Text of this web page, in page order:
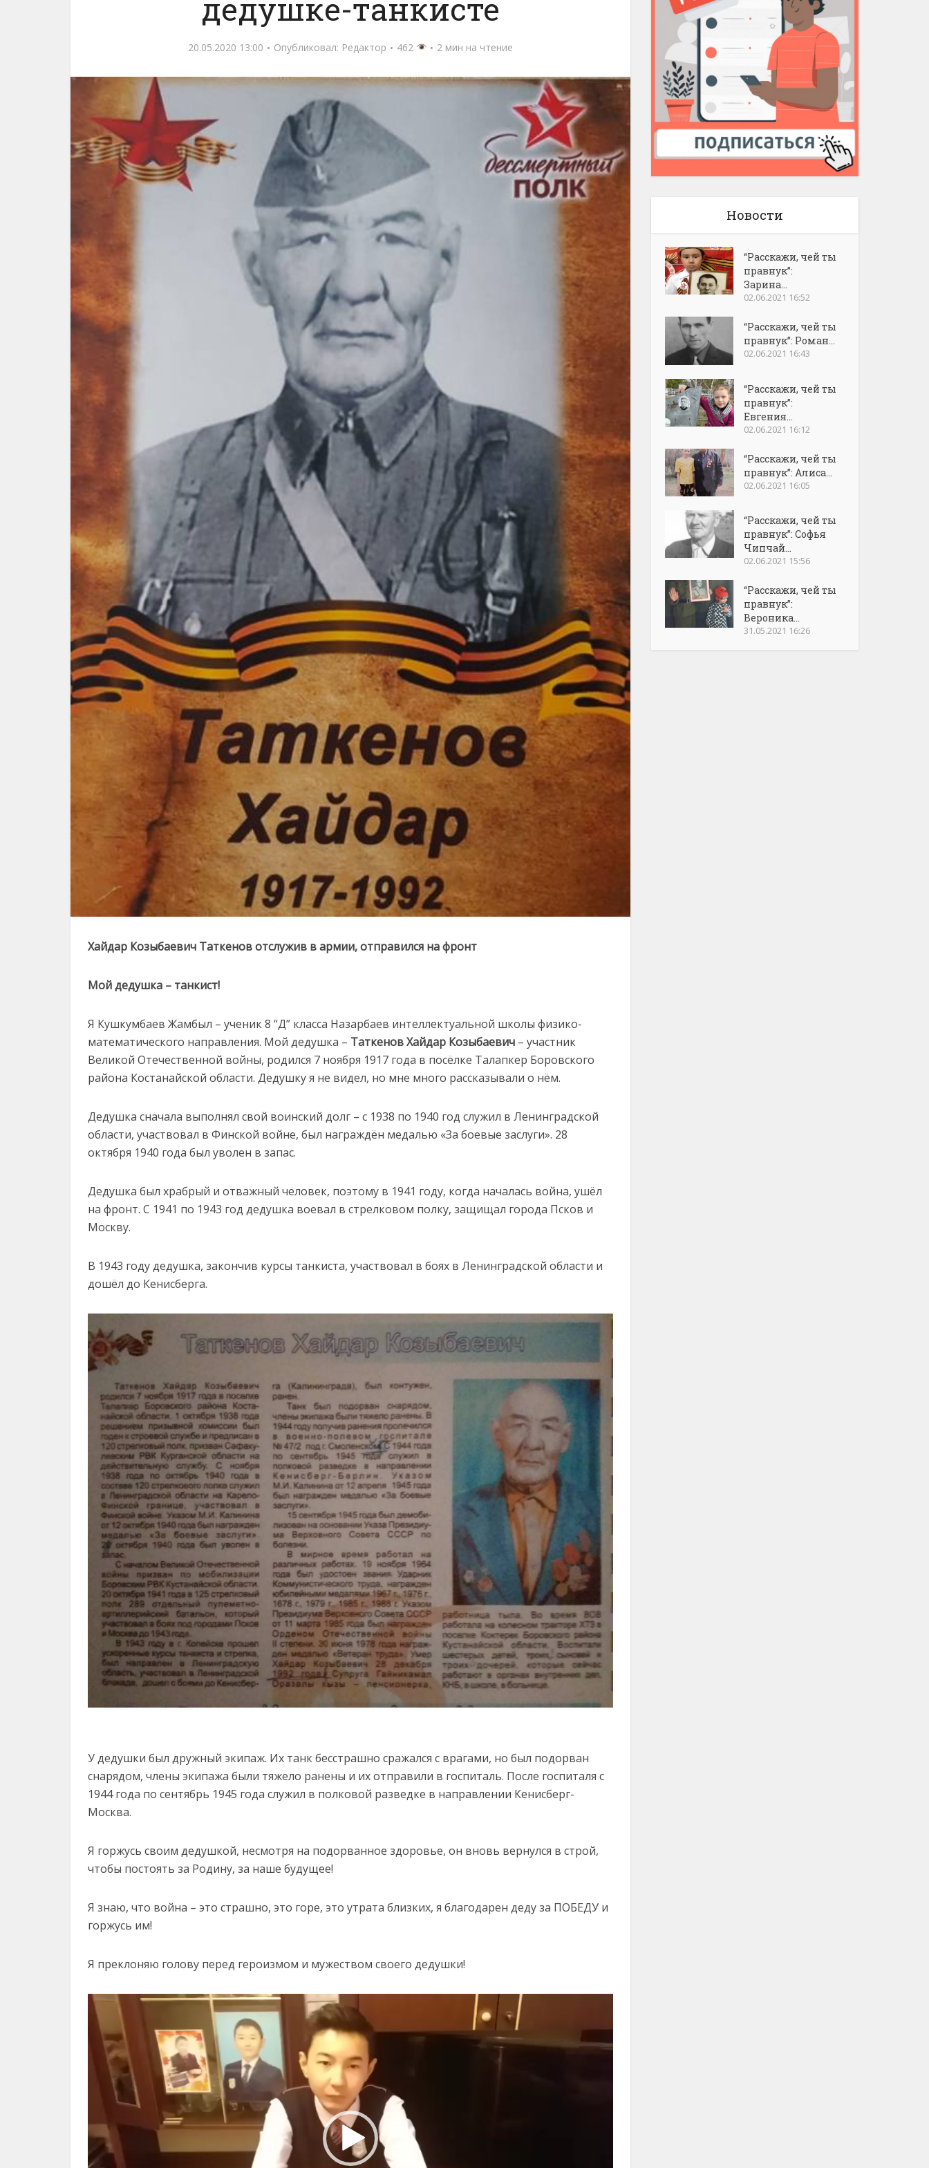
дедушке-танкисте
20.05.2020 13:00 Опубликовал: Редактор 462 2 мин на чтение
Хайдар Козыбаевич Таткенов отслужив в армии, отправился на фронт
Мой дедушка – танкист!
Я Кушкумбаев Жамбыл – ученик 8 “Д” класса Назарбаев интеллектуальной школы физико-
математического направления. Мой дедушка – Таткенов Хайдар Козыбаевич – участник
Великой Отечественной войны, родился 7 ноября 1917 года в посёлке Талапкер Боровского
района Костанайской области. Дедушку я не видел, но мне много рассказывали о нём.
Дедушка сначала выполнял свой воинский долг – с 1938 по 1940 год служил в Ленинградской
области, участвовал в Финской войне, был награждён медалью «За боевые заслуги». 28
октября 1940 года был уволен в запас.
Дедушка был храбрый и отважный человек, поэтому в 1941 году, когда началась война, ушёл
на фронт. С 1941 по 1943 год дедушка воевал в стрелковом полку, защищал города Псков и
Москву.
В 1943 году дедушка, закончив курсы танкиста, участвовал в боях в Ленинградской области и
дошёл до Кенисберга.
У дедушки был дружный экипаж. Их танк бесстрашно сражался с врагами, но был подорван
снарядом, члены экипажа были тяжело ранены и их отправили в госпиталь. После госпиталя с
1944 года по сентябрь 1945 года служил в полковой разведке в направлении Кенисберг-
Москва.
Я горжусь своим дедушкой, несмотря на подорванное здоровье, он вновь вернулся в строй,
чтобы постоять за Родину, за наше будущее!
Я знаю, что война – это страшно, это горе, это утрата близких, я благодарен деду за ПОБЕДУ и
горжусь им!
Я преклоняю голову перед героизмом и мужеством своего дедушки!
Видеоплеер
Новости
“Расскажи, чей ты
правнук”:
Зарина...
02.06.2021 16:52
“Расскажи, чей ты
правнук”: Роман...
02.06.2021 16:43
“Расскажи, чей ты
правнук”:
Евгения...
02.06.2021 16:12
“Расскажи, чей ты
правнук”: Алиса...
02.06.2021 16:05
“Расскажи, чей ты
правнук”: Софья
Чипчай...
02.06.2021 15:56
“Расскажи, чей ты
правнук”:
Вероника...
31.05.2021 16:26